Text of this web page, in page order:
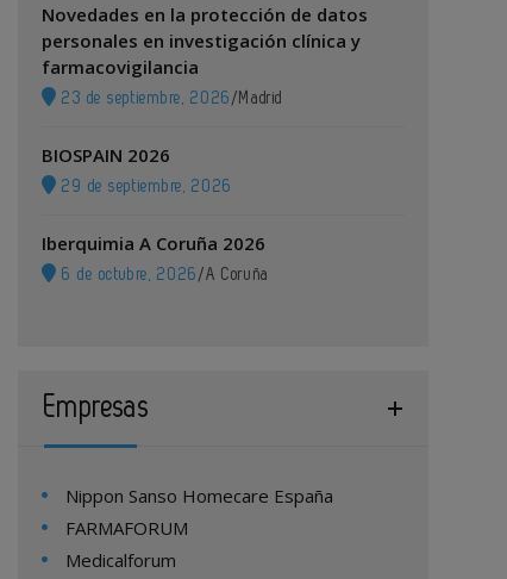
Novedades en la protección de datos
personales en investigación clínica y
farmacovigilancia
23 de septiembre, 2026 / Madrid
BIOSPAIN 2026
29 de septiembre, 2026
Iberquimia A Coruña 2026
6 de octubre, 2026 /A Coruña
Empresas
Nippon Sanso Homecare España
FARMAFORUM
Medicalforum